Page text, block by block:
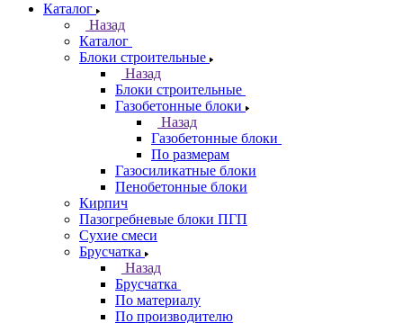
Каталог
Назад
Каталог
Блоки строительные
Назад
Блоки строительные
Газобетонные блоки
Назад
Газобетонные блоки
По размерам
Газосиликатные блоки
Пенобетонные блоки
Кирпич
Пазогребневые блоки ПГП
Сухие смеси
Брусчатка
Назад
Брусчатка
По материалу
По производителю